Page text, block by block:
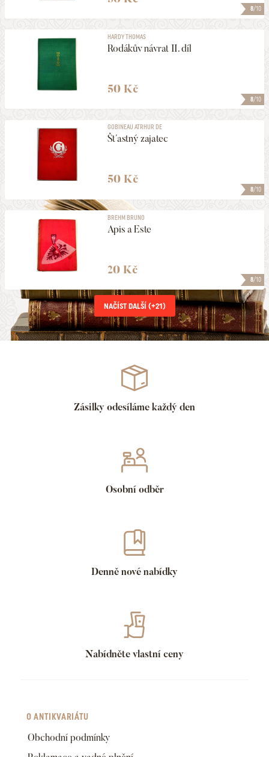
8/10
8/10
HARDY THOMAS
Rodákův návrat II. díl
50 Kč
8/10
GOBINEAU ATRHUR DE
Šťastný zajatec
50 Kč
8/10
BREHM BRUNO
Apis a Este
20 Kč
NAČÍST DALŠÍ (+21)
Zásilky odesíláme každý den
Osobní odběr
Denně nové nabídky
Nabídněte vlastní ceny
O ANTIKVARIÁTU
Obchodní podmínky